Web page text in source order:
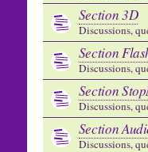
Section 3D
Discussions,
Section
Discussions,
Section
Discussions,
Section
Discussions,